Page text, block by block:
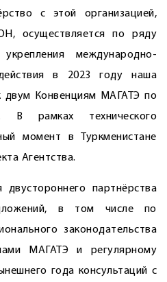
с этой организацией,
осуществ­ляется по ряду
международно-
в 2023 году наша
двум Конвенциям МАГАТЭ по
В рамках технического
момент в Туркменистане
Агентства.
двустороннего партнёрства
в том числе по
законодательства
МАГАТЭ и регулярному
года консультаций с